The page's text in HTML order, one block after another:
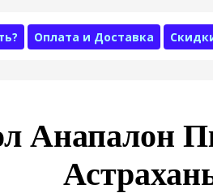
Оплата и Доставка
Анапалон